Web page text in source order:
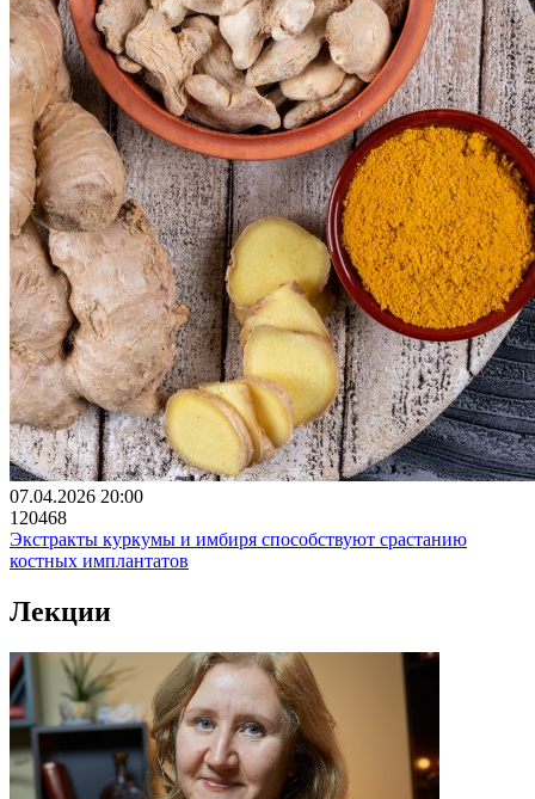
07.04.2026 20:00
120468
Экстракты куркумы и имбиря способствуют срастанию
костных имплантатов
Лекции